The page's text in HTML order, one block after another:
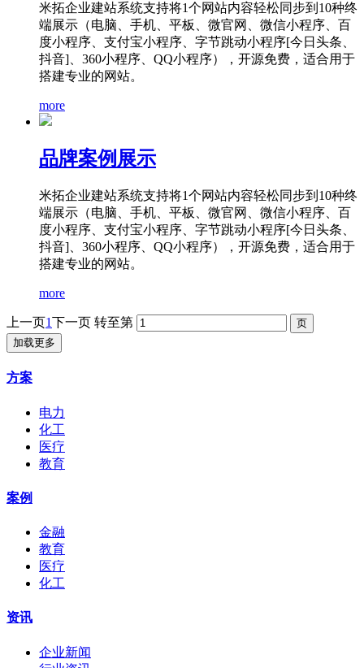
米拓企业建站系统支持将1个网站内容轻松同步到10种终
端展示（电脑、手机、平板、微官网、微信小程序、百
度小程序、支付宝小程序、字节跳动小程序[今日头条、
抖音]、360小程序、QQ小程序），开源免费，适合用于
搭建专业的网站。
more
品牌案例展示
米拓企业建站系统支持将1个网站内容轻松同步到10种终
端展示（电脑、手机、平板、微官网、微信小程序、百
度小程序、支付宝小程序、字节跳动小程序[今日头条、
抖音]、360小程序、QQ小程序），开源免费，适合用于
搭建专业的网站。
more
上一页1下一页 转至第
加载更多
方案
电力
化工
医疗
教育
案例
金融
教育
医疗
化工
资讯
企业新闻